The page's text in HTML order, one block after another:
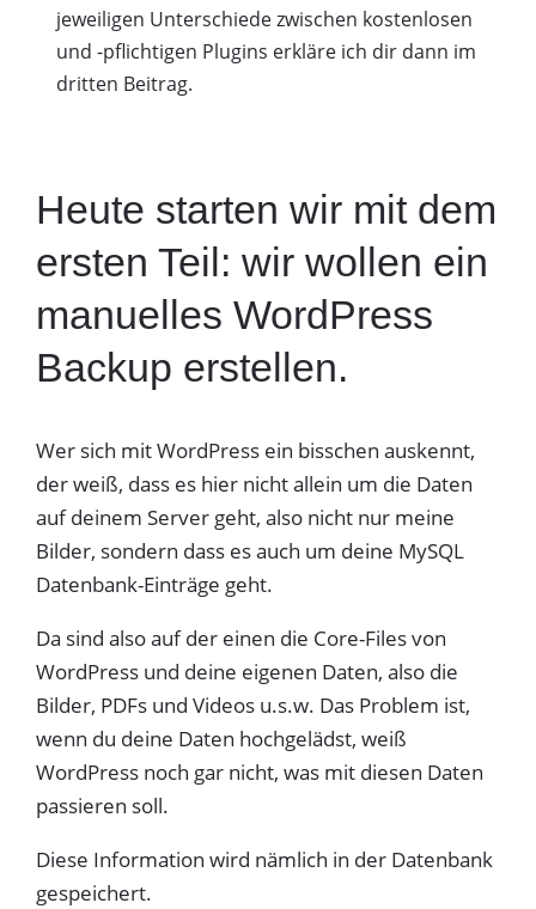
jeweiligen Unterschiede zwischen kostenlosen
und -pflichtigen Plugins erkläre ich dir dann im
dritten Beitrag.
Heute starten wir mit dem
ersten Teil: wir wollen ein
manuelles WordPress
Backup erstellen.
Wer sich mit WordPress ein bisschen auskennt,
der weiß, dass es hier nicht allein um die Daten
auf deinem Server geht, also nicht nur meine
Bilder, sondern dass es auch um deine MySQL
Datenbank-Einträge geht.
Da sind also auf der einen die Core-Files von
WordPress und deine eigenen Daten, also die
Bilder, PDFs und Videos u.s.w. Das Problem ist,
wenn du deine Daten hochgelädst, weiß
WordPress noch gar nicht, was mit diesen Daten
passieren soll.
Diese Information wird nämlich in der Datenbank
gespeichert.